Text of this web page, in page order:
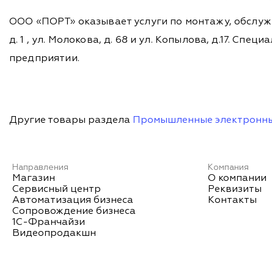
ООО «ПОРТ» оказывает услуги по монтажу,
д. 1 , ул. Молокова, д. 68 и ул. Копылова, д.17.
предприятии.
Другие товары раздела Промышленные
Направления
Магазин
Сервисный центр
Автоматизация бизнеса
Сопровождение бизнеса
1С-Франчайзи
Видеопродакшн
Компания
О компании
Реквизиты
Контакты